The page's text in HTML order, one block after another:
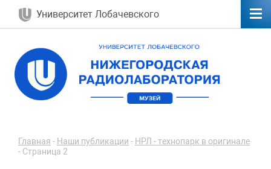
Университет Лобачевского
Главная - Наши публикации - НРЛ - технопарк в оригинале
- Страница 2